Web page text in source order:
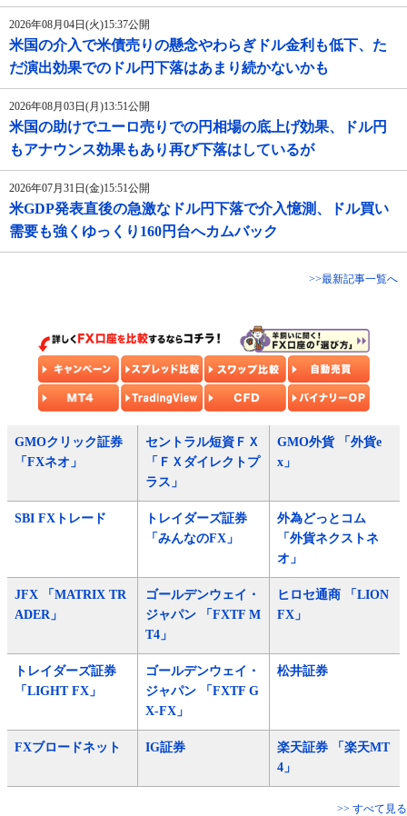
2026年08月04日(火)15:37公開
米国の介入で米債売りの懸念やわらぎドル金利も低下、た
だ演出効果でのドル円下落はあまり続かないかも
2026年08月03日(月)13:51公開
米国の助けでユーロ売りでの円相場の底上げ効果、ドル円
もアナウンス効果もあり再び下落はしているが
2026年07月31日(金)15:51公開
米GDP発表直後の急激なドル円下落で介入憶測、ドル買い
需要も強くゆっくり160円台へカムバック
>>最新記事一覧へ
GMOクリック証券
「FXネオ」
セントラル短資ＦＸ
「ＦＸダイレクトプ
ラス」
GMO外貨 「外貨e
x」
SBI FXトレード
トレイダーズ証券
「みんなのFX」
外為どっとコム
「外貨ネクストネ
オ」
JFX 「MATRIX TR
ADER」
ゴールデンウェイ・
ジャパン 「FXTF M
T4」
ヒロセ通商 「LION
FX」
トレイダーズ証券
「LIGHT FX」
ゴールデンウェイ・
ジャパン 「FXTF G
X-FX」
松井証券
FXブロードネット IG証券
楽天証券 「楽天MT
4」
>> すべて見る